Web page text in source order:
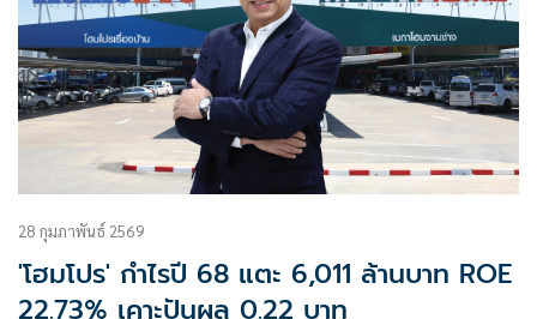
28 กุมภาพันธ์ 2569
'โฮมโปร' กำไรปี 68 แตะ 6,011 ล้านบาท ROE
22.73% เคาะปันผล 0.22 บาท